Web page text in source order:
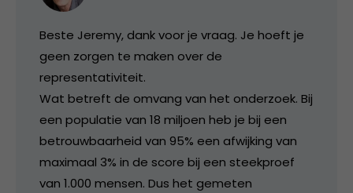
Beste Jeremy, dank voor je vraag. Je hoeft je
geen zorgen te maken over de
representativiteit.
Wat betreft de omvang van het onderzoek. Bij
een populatie van 18 miljoen heb je bij een
betrouwbaarheid van 95% een afwijking van
maximaal 3% in de score bij een steekproef
van 1.000 mensen. Dus het gemeten